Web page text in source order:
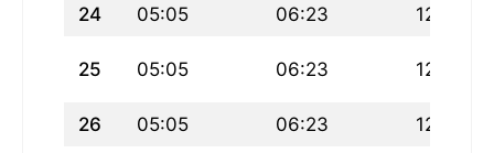
24 05:05 06:23 12:30
25 05:05 06:23 12:30
26 05:05 06:23 12:30